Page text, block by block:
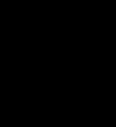
en la librería Traficantes de
. Miércoles 30 de
Euro-árabe de Granada
diciembre en la Universidad
a las 10'30 Sirin Adlbi Sibai
en Estudios